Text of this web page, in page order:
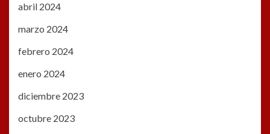
abril 2024
marzo 2024
febrero 2024
enero 2024
diciembre 2023
octubre 2023